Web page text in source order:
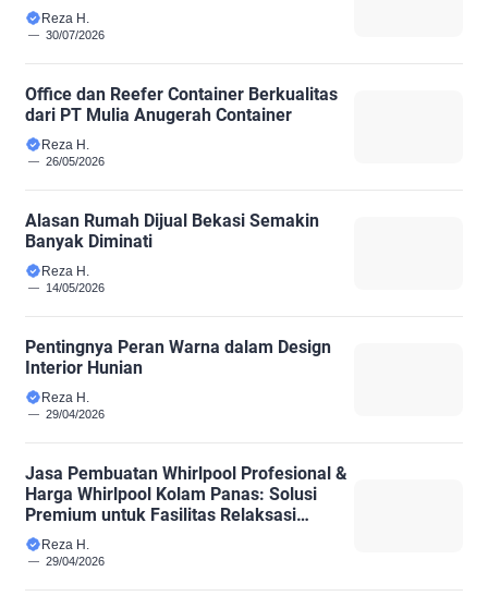
Reza H.
30/07/2026
Office dan Reefer Container Berkualitas
dari PT Mulia Anugerah Container
Reza H.
26/05/2026
Alasan Rumah Dijual Bekasi Semakin
Banyak Diminati
Reza H.
14/05/2026
Pentingnya Peran Warna dalam Design
Interior Hunian
Reza H.
29/04/2026
Jasa Pembuatan Whirlpool Profesional &
Harga Whirlpool Kolam Panas: Solusi
Premium untuk Fasilitas Relaksasi
Modern
Reza H.
29/04/2026